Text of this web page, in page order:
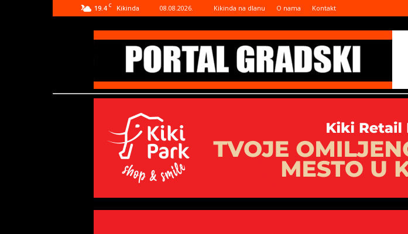
19.4 C Kikinda 08.08.2026. Kikinda na dlanu O nama Kontakt